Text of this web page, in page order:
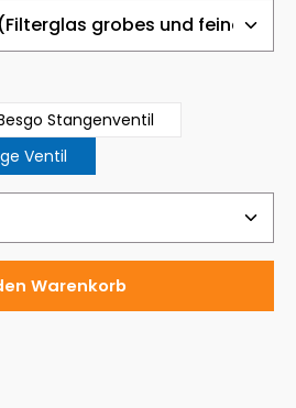
Stangenventil
Ventil
den gewünschten Wert
Warenkorb